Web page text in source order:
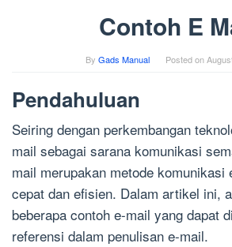
Contoh E
By Gads Manual Posted on
Pendahuluan
Seiring dengan perkembangan
mail sebagai sarana komunikasi
mail merupakan metode komunikasi
cepat dan efisien. Dalam artikel ini,
beberapa contoh e-mail yang dapat
referensi dalam penulisan e-mail.